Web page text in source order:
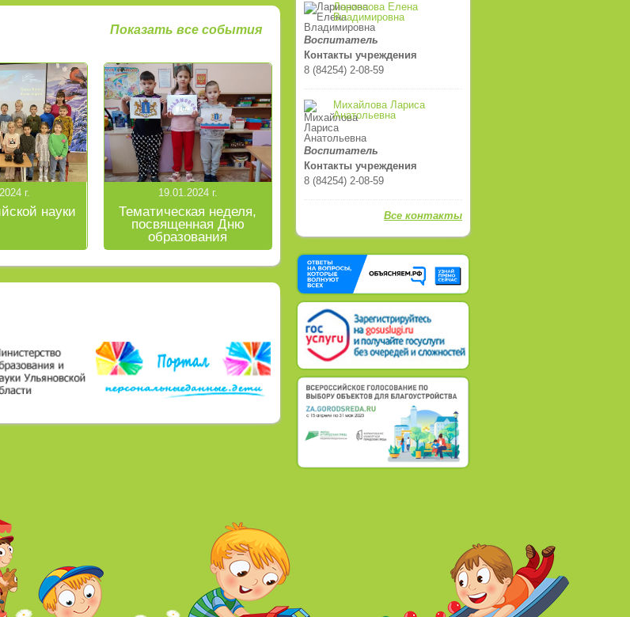
Показать все события
г.
науки
19.01.2024 г.
Тематическая неделя,
посвященная Дню
образования
Ульяновской области
Ларионова Елена
Владимировна
Воспитатель
Контакты учреждения
8 (84254) 2-08-59
Михайлова Лариса
Анатольевна
Воспитатель
Контакты учреждения
8 (84254) 2-08-59
Все контакты